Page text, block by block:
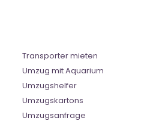
Transporter mieten
Umzug mit Aquarium
Umzugshelfer
Umzugskartons
Umzugsanfrage